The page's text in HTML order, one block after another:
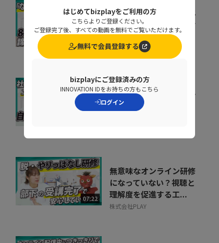
会社の電話をクラウド化
するメリットとは？電話
業務を効率化する方法
トビラシステムズ株式会社
属人化した社内研修を見
直す。自ら学び、自走す
る仕組みの作り方
07:22
無意味なオンライン研修
になっていない？視聴と
理解度を促進する工...
株式会社PLAY
はじめてbizplayをご利用の方
こちらよりご登録ください。
ご登録完了後、すべての動画を無料でご覧いただけます。
無料で会員登録する
bizplayにご登録済みの方
INNOVATION IDをお持ちの方もこちら
ログイン